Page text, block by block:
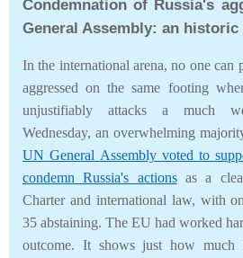
Condemnation of Russia's
General Assembly: an historic
In the international arena, no one can
aggressed on the same footing
unjustifiably attacks a much
Wednesday, an overwhelming
UN General Assembly voted to
condemn Russia's actionsas a
Charter and international law, with
35 abstaining. The EU had worked
outcome. It shows just how much